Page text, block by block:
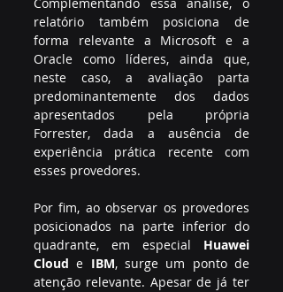
relatório também posiciona de
forma relevante a Microsoft e a
Oracle como líderes, ainda que,
neste caso, a avaliação parta
predominantemente dos dados
apresentados pela própria
Forrester, dada a ausência de
experiência prática recente com
esses provedores.
Por fim, ao observar os provedores
posicionados na parte inferior do
quadrante, em especial Huawei
Cloud e IBM, surge um ponto de
atenção relevante. Apesar de já ter